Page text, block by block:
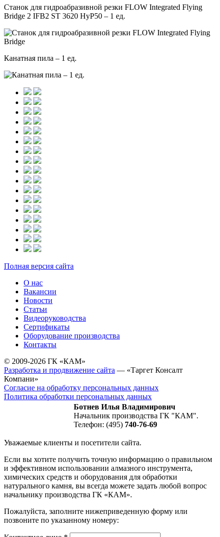
Станок для гидроабразивной резки FLOW Integrated Flying
Bridge 2 IFB2 ST 3620 HyP50 – 1 ед.
Канатная пила – 1 ед.
Полная версия сайта
О нас
Вакансии
Новости
Статьи
Видеоруководства
Сертификаты
Оборудование производства
Контакты
© 2009-2026 ГК «КАМ»
Разработка и продвижение сайта — «Таргет Консалт
Компани»
Согласие на обработку персональных данных
Политика обработки персональных данных
Ботнев Илья Владимирович
Начальник производства ГК "КАМ".
Телефон: (495) 740-76-69
Уважаемые клиенты и посетители сайта.
Если вы хотите получить точную информацию о правильном
и эффективном использовании алмазного инструмента,
химических средств и оборудования для обработки
натурального камня, вы всегда можете задать любой вопрос
начальнику производства ГК «КАМ».
Пожалуйста, заполните нижеприведенную форму или
позвоните по указанному номеру: